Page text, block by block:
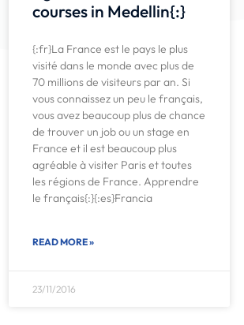
courses in Medellin{:}
{:fr}La France est le pays le plus
visité dans le monde avec plus de
70 millions de visiteurs par an. Si
vous connaissez un peu le français,
vous avez beaucoup plus de chance
de trouver un job ou un stage en
France et il est beaucoup plus
agréable à visiter Paris et toutes
les régions de France. Apprendre
le français{:}{:es}Francia
READ MORE »
23/11/2016